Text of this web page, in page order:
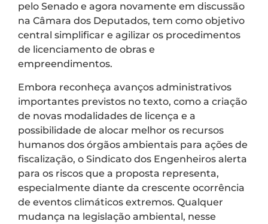
pelo Senado e agora novamente em discussão
na Câmara dos Deputados, tem como objetivo
central simplificar e agilizar os procedimentos
de licenciamento de obras e
empreendimentos.
Embora reconheça avanços administrativos
importantes previstos no texto, como a criação
de novas modalidades de licença e a
possibilidade de alocar melhor os recursos
humanos dos órgãos ambientais para ações de
fiscalização, o Sindicato dos Engenheiros alerta
para os riscos que a proposta representa,
especialmente diante da crescente ocorrência
de eventos climáticos extremos. Qualquer
mudança na legislação ambiental, nesse